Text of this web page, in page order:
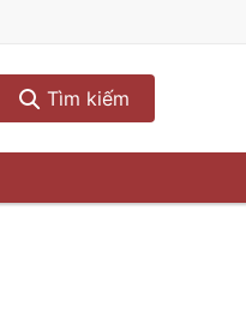
Tìm kiếm